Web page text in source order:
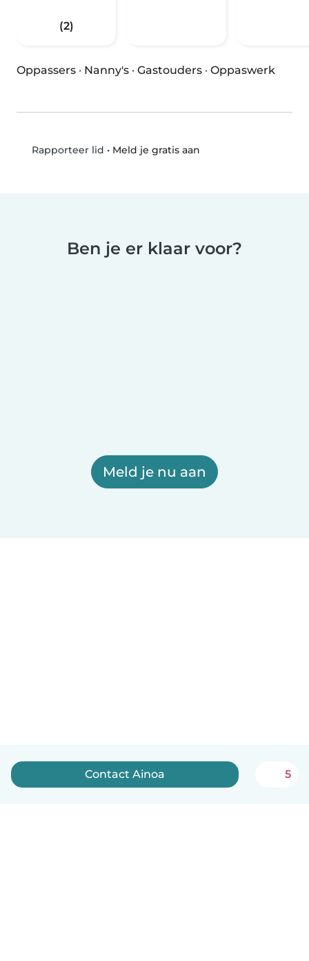
(2)
Oppassers · Nanny's · Gastouders · Oppaswerk
Rapporteer lid • Meld je gratis aan
Ben je er klaar voor?
Meld je nu aan
Contact Ainoa 5